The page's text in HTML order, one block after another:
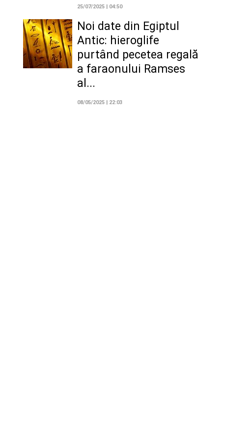
25/07/2025 | 04:50
Noi date din Egiptul
Antic: hieroglife
purtând pecetea regală
a faraonului Ramses
al...
08/05/2025 | 22:03